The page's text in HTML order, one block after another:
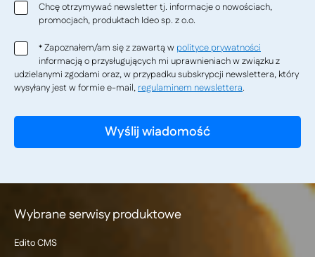
Chcę otrzymywać newsletter tj. informacje o nowościach,
promocjach, produktach Ideo sp. z o.o.
*Zapoznałem/am się z zawartą w polityce prywatności
informacją o przysługujących mi uprawnieniach w związku z
udzielanymi zgodami oraz, w przypadku subskrypcji newslettera, który
wysyłany jest w formie e-mail, regulaminem newslettera.
Wybrane serwisy produktowe
Edito CMS